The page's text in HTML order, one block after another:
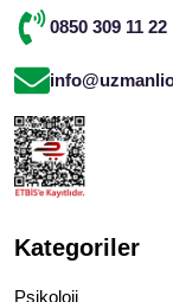
0850 309 11 22
Kategoriler
Psikoloji